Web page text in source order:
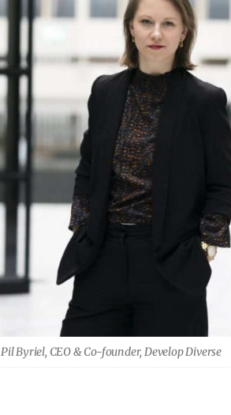
Pil Byriel, CEO & Co-founder, Develop Diverse